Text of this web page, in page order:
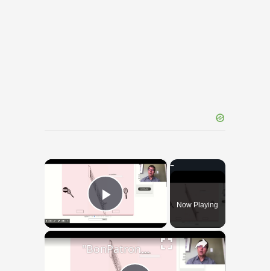
×
Play VideoNow Playing
×
"BonPatron" Vocabulary - Clothing